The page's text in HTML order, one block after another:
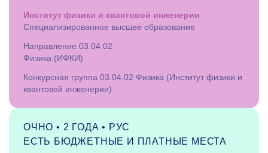
Институт физики и квантовой инженерии
Специализированное высшее образование
Направление 03.04.02
Физика (ИФКИ)
Конкурсная группа 03.04.02 Физика (Институт физики и
квантовой инженерии)
ОЧНО • 2 ГОДА • РУС
ЕСТЬ БЮДЖЕТНЫЕ И ПЛАТНЫЕ МЕСТА